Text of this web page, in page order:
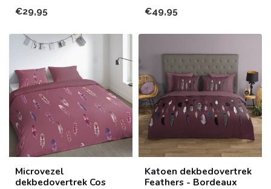
€29,95 €49,95
Microvezel
dekbedovertrek Cos
Katoen dekbedovertrek
Feathers - Bordeaux